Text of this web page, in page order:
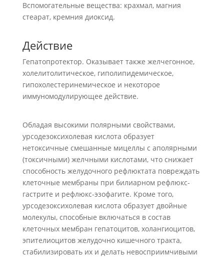
Вспомогательные вещества: крахмал, магния
стеарат, кремния диоксид.
Действие
Гепатопротектор. Оказывает также желчегонное,
холелитолитическое, гиполипидемическое,
гипохолестеринемическое и некоторое
иммуномодулирующее действие.
Обладая высокими полярными свойствами,
урсодезоксихолевая кислота образует
нетоксичные смешанные мицеллы с аполярными
(токсичными) желчными кислотами, что снижает
способность желудочного рефлюктата повреждать
клеточные мембраны при билиарном рефлюкс-
гастрите и рефлюкс-эзофагите. Кроме того,
урсодезоксихолевая кислота образует двойные
молекулы, способные включаться в состав
клеточных мембран гепатоцитов, холангиоцитов,
эпителиоцитов желудочно кишечного тракта,
стабилизировать их и делать невосприимчивыми